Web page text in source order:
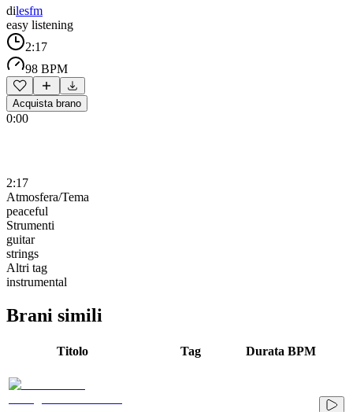
dilesfm
easy listening
2:17
98 BPM
Acquista brano
0:00
2:17
Atmosfera/Tema
peaceful
Strumenti
guitar
strings
Altri tag
instrumental
Brani simili
Titolo Tag Durata BPM